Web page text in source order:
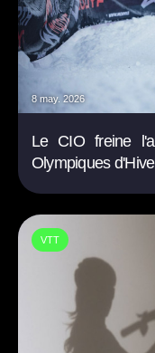
8 may. 2026
Le CIO freine
Olympiques
VTT